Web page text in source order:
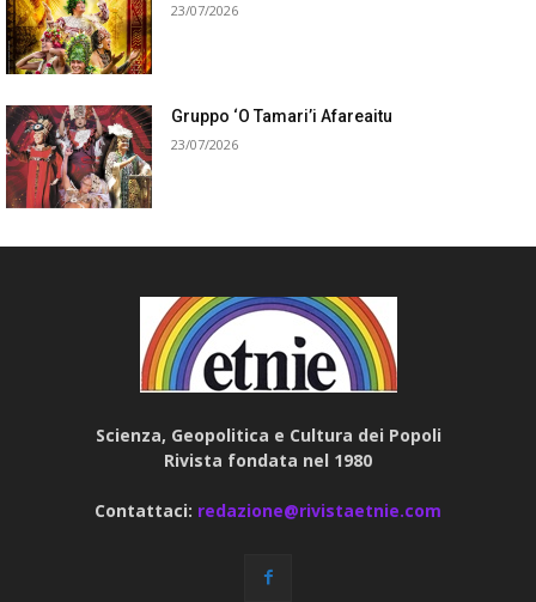
23/07/2026
Gruppo ‘O Tamari’i Afareaitu
23/07/2026
Scienza, Geopolitica e Cultura dei Popoli
Rivista fondata nel 1980
Contattaci: redazione@rivistaetnie.com